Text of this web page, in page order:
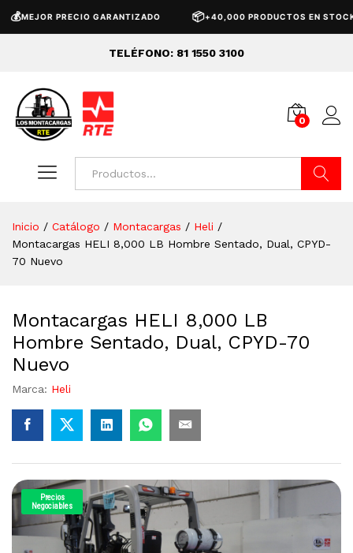
PRECIO GARANTIZADO 📦 +40,000 PRODUCTOS EN STOCK
TELÉFONO: 81 1550 3100
0
Inicio / Catálogo / Montacargas / Heli /
Montacargas HELI 8,000 LB Hombre Sentado, Dual, CPYD-
70 Nuevo
Montacargas HELI 8,000 LB
Hombre Sentado, Dual, CPYD-70
Nuevo
Marca: Heli
Precios
Negociables